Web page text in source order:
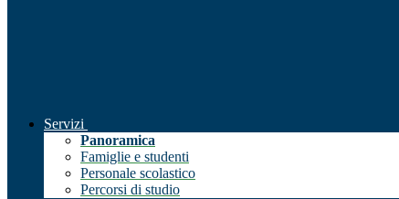
Servizi
Panoramica
Famiglie e studenti
Personale scolastico
Percorsi di studio